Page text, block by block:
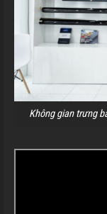
Không gian trưng